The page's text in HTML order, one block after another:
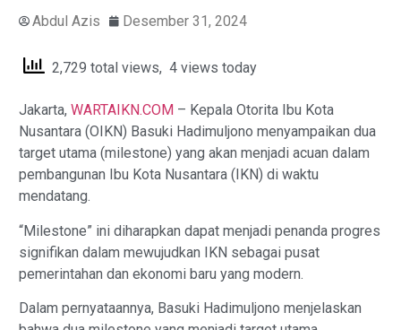
Abdul Azis Desember 31, 2024
2,729 total views, 4 views today
Jakarta, WARTAIKN.COM – Kepala Otorita Ibu Kota
Nusantara (OIKN) Basuki Hadimuljono menyampaikan dua
target utama (milestone) yang akan menjadi acuan dalam
pembangunan Ibu Kota Nusantara (IKN) di waktu
mendatang.
“Milestone” ini diharapkan dapat menjadi penanda progres
signifikan dalam mewujudkan IKN sebagai pusat
pemerintahan dan ekonomi baru yang modern.
Dalam pernyataannya, Basuki Hadimuljono menjelaskan